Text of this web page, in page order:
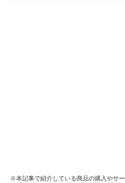
※本記事で紹介している商品の購入やサ